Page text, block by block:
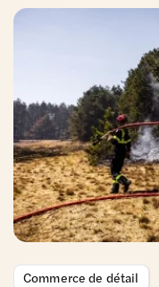
Commerce de détail